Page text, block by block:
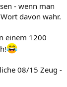
- wenn man
davon wahr.
einem 1200
08/15 Zeug -